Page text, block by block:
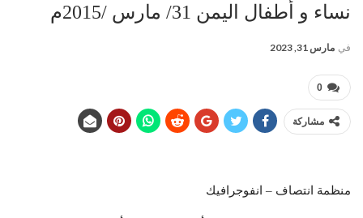
نساء و أطفال اليمن 31/ مارس /2015م
في مارس 31, 2023
0
مشاركة
منظمة انتصاف – انفوجرافيك